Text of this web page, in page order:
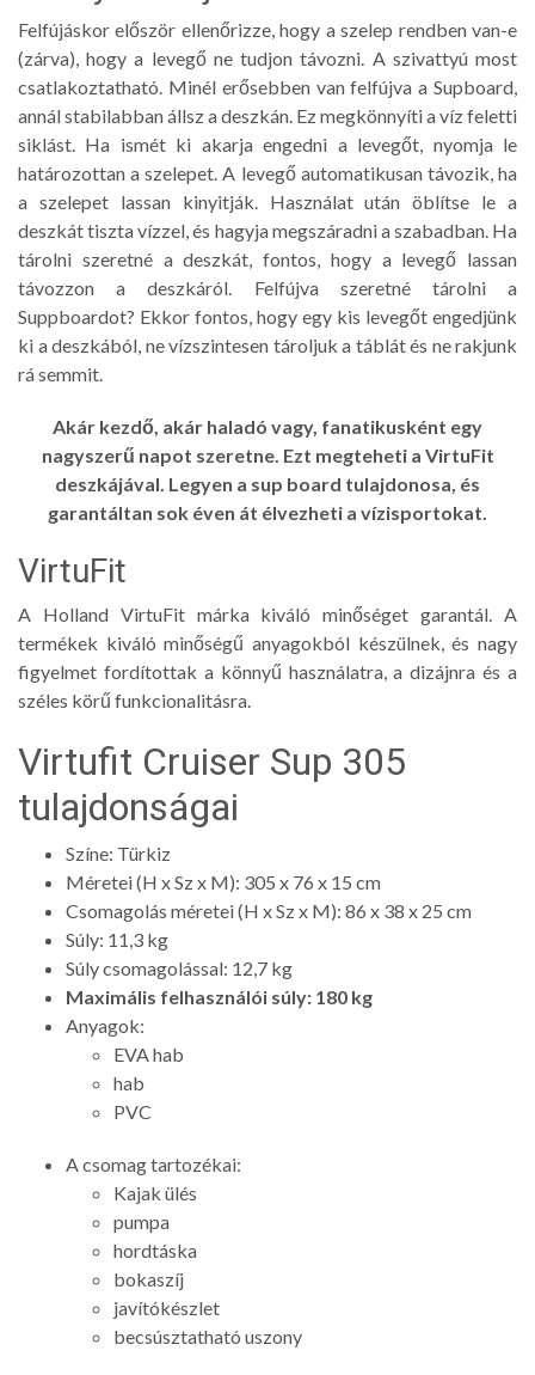
Felfújáskor először ellenőrizze, hogy a szelep rendben van-e
(zárva), hogy a levegő ne tudjon távozni. A szivattyú most
csatlakoztatható. Minél erősebben van felfújva a Supboard,
annál stabilabban állsz a deszkán. Ez megkönnyíti a víz feletti
siklást. Ha ismét ki akarja engedni a levegőt, nyomja le
határozottan a szelepet. A levegő automatikusan távozik, ha
a szelepet lassan kinyitják. Használat után öblítse le a
deszkát tiszta vízzel, és hagyja megszáradni a szabadban. Ha
tárolni szeretné a deszkát, fontos, hogy a levegő lassan
távozzon a deszkáról. Felfújva szeretné tárolni a
Suppboardot? Ekkor fontos, hogy egy kis levegőt engedjünk
ki a deszkából, ne vízszintesen tároljuk a táblát és ne rakjunk
rá semmit.
Akár kezdő, akár haladó vagy, fanatikusként egy
nagyszerű napot szeretne. Ezt megteheti a VirtuFit
deszkájával. Legyen a sup board tulajdonosa, és
garantáltan sok éven át élvezheti a vízisportokat.
VirtuFit
A Holland VirtuFit márka kiváló minőséget garantál. A
termékek kiváló minőségű anyagokból készülnek, és nagy
figyelmet fordítottak a könnyű használatra, a dizájnra és a
széles körű funkcionalitásra.
Virtufit Cruiser Sup 305
tulajdonságai
Színe: Türkiz
Méretei (H x Sz x M): 305 x 76 x 15 cm
Csomagolás méretei (H x Sz x M): 86 x 38 x 25 cm
Súly: 11,3 kg
Súly csomagolással: 12,7 kg
Maximális felhasználói súly: 180 kg
Anyagok:
EVA hab
hab
PVC
A csomag tartozékai:
Kajak ülés
pumpa
hordtáska
bokaszíj
javítókészlet
becsúsztatható uszony